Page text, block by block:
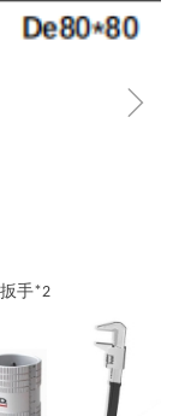
ꁇ
手*2